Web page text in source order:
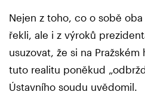
Nejen z toho, co o sobě
řekli, ale i z výroků
usuzovat, že si na
tuto realitu poněkud
Ústavního soudu uvědomil.